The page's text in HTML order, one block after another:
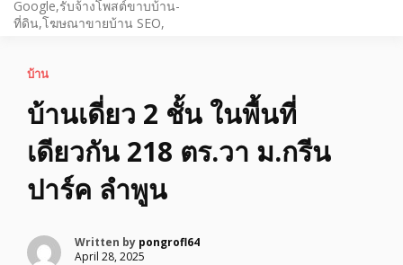
Google,รับจ้างโพสต์ขาบบ้าน-
ที่ดิน,โฆษณาขายบ้าน SEO,
บ้าน
บ้านเดี่ยว 2 ชั้น ในพื้นที่
เดียวกัน 218 ตร.วา ม.กรีน
ปาร์ค ลำพูน
Written by pongrofl64
April 28, 2025